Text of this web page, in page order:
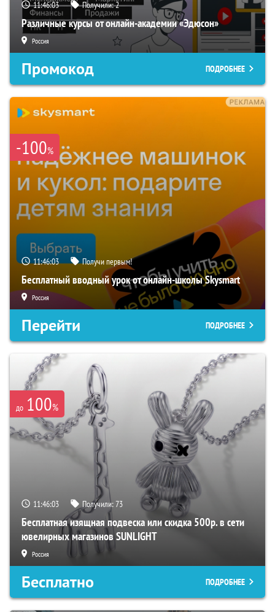
11:46:02 Получили:2
Различные курсы от онлайн-академии «Эдюсон»
Россия
Промокод ПОДРОБНЕЕ
-100%
11:46:02 Получи первым!
Бесплатный вводный урок от онлайн-школы Skysmart
Россия
Перейти ПОДРОБНЕЕ
до 100%
11:46:02 Получили:73
Бесплатная изящная подвеска или скидка 500р. в сети
ювелирных магазинов SUNLIGHT
Россия
Бесплатно ПОДРОБНЕЕ